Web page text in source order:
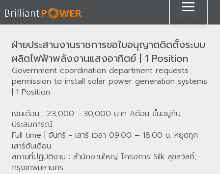
ฝ่ายประสานงานราชการขอใบอนุญาตติดตั้งระบบ
ผลิตไฟฟ้าพลังงานแสงอาทิตย์ | 1 Position
Government coordination department requests
permission to install solar power generation systems
| 1 Position
เงินเดือน : 23,000 - 30,000 บาท /เดือน ขึ้นอยู่กับ
ประสบการณ์
Full time | จันทร์ - เสาร์ เวลา 09.00 – 18.00 น. หยุดทุก
เสาร์ต้นเดือน
สถานที่ปฏิบัติงาน : สำนักงานใหญ่ โครงการ Silk สุขสวัสดิ์,
กรุงเทพมหานคร​